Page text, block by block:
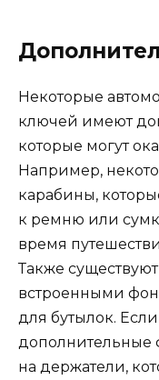
Некоторые
ключей имеют
которые могут
Например,
карабины,
к ремню или
время
Также
встроенными
для бутылок.
дополнительные
на держатели,